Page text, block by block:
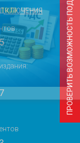
ПРОВЕРИТЬ ВОЗМОЖНОСТЬ ПОДКЛЮЧЕНИЯ